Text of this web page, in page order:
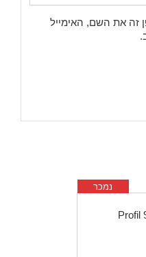
זה את השם, האימייל
נמכר